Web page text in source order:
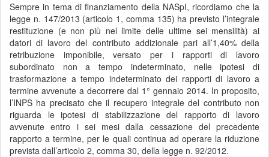
Sempre in tema di finanziamento della NASpI, ricordiamo che la
legge n. 147/2013 (articolo 1, comma 135) ha previsto l’integrale
restituzione (e non più nel limite delle ultime sei mensilità) ai
datori di lavoro del contributo addizionale pari all’1,40% della
retribuzione imponibile, versato per i rapporti di lavoro
subordinato non a tempo indeterminato, nelle ipotesi di
trasformazione a tempo indeterminato dei rapporti di lavoro a
termine avvenute a decorrere dal 1° gennaio 2014. In proposito,
l’INPS ha precisato che il recupero integrale del contributo non
riguarda le ipotesi di stabilizzazione del rapporto di lavoro
avvenute entro i sei mesi dalla cessazione del precedente
rapporto a termine, per le quali continua ad operare la riduzione
prevista dall’articolo 2, comma 30, della legge n. 92/2012.